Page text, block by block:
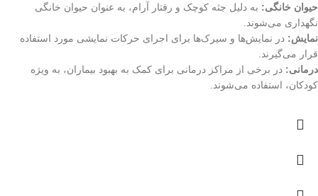
حیوان خانگی: به دلیل جثه کوچک و رفتار آرام، به عنوان حیوان خانگی
نگهداری می‌شوند.
نمایش: در نمایش‌ها و سیرک‌ها برای اجرای حرکات نمایشی مورد استفاده
قرار می‌گیرند.
درمانی: در برخی از مراکز درمانی برای کمک به بهبود بیماران، به ویژه
کودکان، استفاده می‌شوند.